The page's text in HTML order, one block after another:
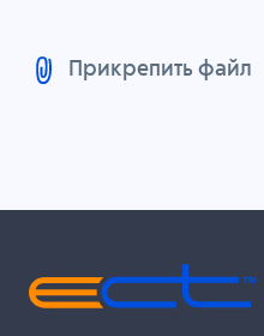
Прикрепить файл